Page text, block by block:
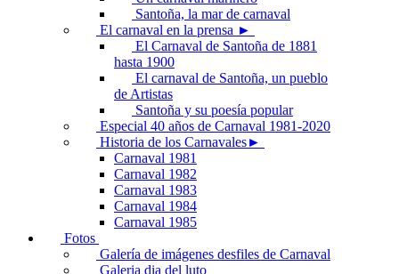
Santoña, la mar de carnaval
El carnaval en la prensa ►
El Carnaval de Santoña de 1881
hasta 1900
El carnaval de Santoña, un pueblo
de Artistas
Santoña y su poesía popular
Especial 40 años de Carnaval 1981-2020
Historia de los Carnavales►
Carnaval 1981
Carnaval 1982
Carnaval 1983
Carnaval 1984
Carnaval 1985
Fotos
Galería de imágenes desfiles de Carnaval
Galeria dia del luto